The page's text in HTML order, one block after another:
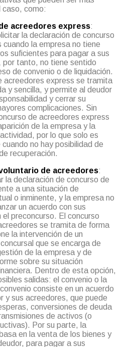
caso, como:
acreedores express:
la declaración de concurso
cuando la empresa no tiene
suficientes para pagar a sus
por tanto, no tiene sentido
de convenio o de liquidación.
acreedores express se tramita
y sencilla, y permite al deudor
y cerrar su
complicaciones. Sin
de acreedores express
de la empresa y la
por lo que solo es
no hay posibilidad de
recuperación.
de acreedores:
la declaración de concurso de
a una situación de
o inminente, y la empresa no
un acuerdo con sus
preconcurso. El concurso
se tramita de forma
la intervención de un
que se encarga de
de la empresa y de
sobre su situación
Dentro de esta opción,
salidas: el convenio o la
consiste en un acuerdo
y sus acreedores, que puede
conversiones de deuda
de activos (o
Por su parte, la
en la venta de los bienes y
para pagar a sus